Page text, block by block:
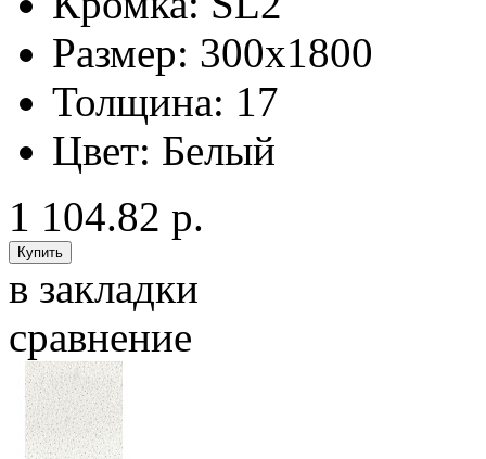
Размер: 300x1800
Толщина: 17
Цвет: Белый
1 104.82 р.
в закладки
сравнение